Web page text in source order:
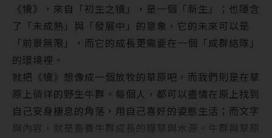
劇本獎落誰家？
一份「黑名單」，讓垃圾桶裡的劇本們成為奧斯卡常勝
軍
在好萊塢，決定要用哪份劇本的人，其實沒讀過劇本
犢故事 ‧ Moo Select
人類學家引路，我們潛入隱形人的祕密集會，因而理解
了各個行業共通的辛酸甘苦──《街頭隱形人》
天粘衰草──《太宰治請留步》
《犢》，來自「初生之犢」，是一個「新生」；也隱含
了「未成熟」與「發展中」的意象，它的未來可以是
「前景無限」，而它的成長更需要在一個「成群結隊」
的環境裡。
就把《犢》想像成一個放牧的草原吧，而我們則是在草
原上徜徉的野生牛群。每個人，都可以盡情在原上找到
自己安身棲息的角落，用自己喜好的姿態生活；而文字
與內容，就是畜養牛群成長的糧草與水源。牛群與草原